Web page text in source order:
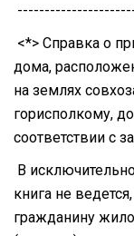
<*> Справка о
дома,
на землях
горисполкому,
соответствии с
В
книга не
гражданину